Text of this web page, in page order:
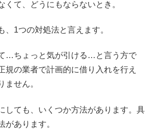
くて、どうにもならないとき。
、1つの対処法と言えます。
…ちょっと気が引ける…と言う方で
規の業者で計画的に借り入れを行え
ません。
しても、いくつか方法があります。具
があります。